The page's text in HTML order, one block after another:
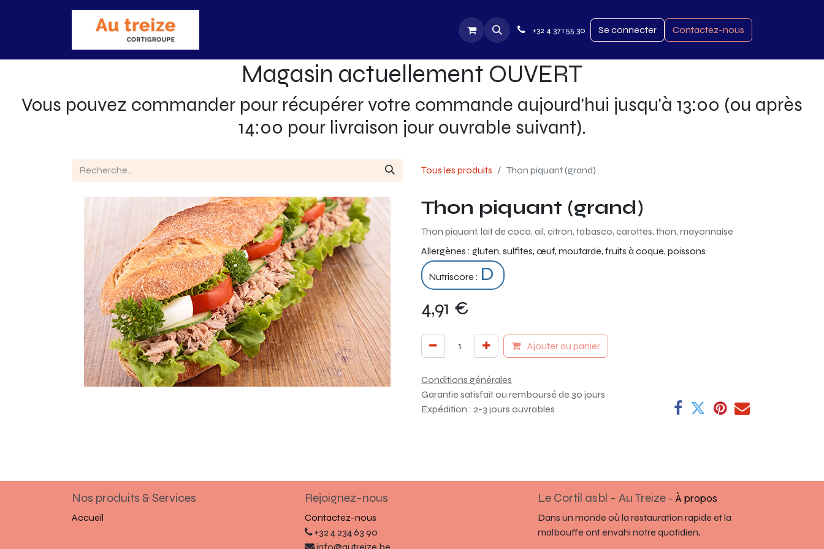
+32 4 371 55 30 Se connecter Contactez-nous
Magasin actuellement OUVERT
Vous pouvez commander pour récupérer votre commande aujourd'hui jusqu'à 13:00 (ou après
14:00 pour livraison jour ouvrable suivant).
Tous les produits Thon piquant (grand)
Thon piquant (grand)
Thon piquant, lait de coco, ail, citron, tabasco, carottes, thon, mayonnaise
Allergènes : gluten, sulfites, œuf, moutarde, fruits à coque, poissons
Nutriscore : D
4,91 €
Ajouter au panier
Conditions générales
Garantie satisfait ou remboursé de 30 jours
Expédition : 2-3 jours ouvrables
Nos produits & Services
Accueil
Rejoignez-nous
Contactez-nous
+32 4 234 63 90
Le Cortil asbl - Au Treize - À propos
Dans un monde où la restauration rapide et la
malbouffe ont envahi notre quotidien,